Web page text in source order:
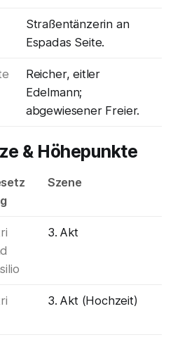
Straßentänzerin an
Espadas Seite.
Reicher, eitler
Edelmann;
abgewiesener Freier.
& Höhepunkte
Szene
3. Akt
3. Akt (Hochzeit)